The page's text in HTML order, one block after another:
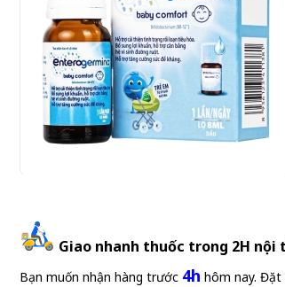
475.000 đGiao nhanh thuốc trong 2H nội
Bạn muốn nhận hàng trước 4h hôm nay.